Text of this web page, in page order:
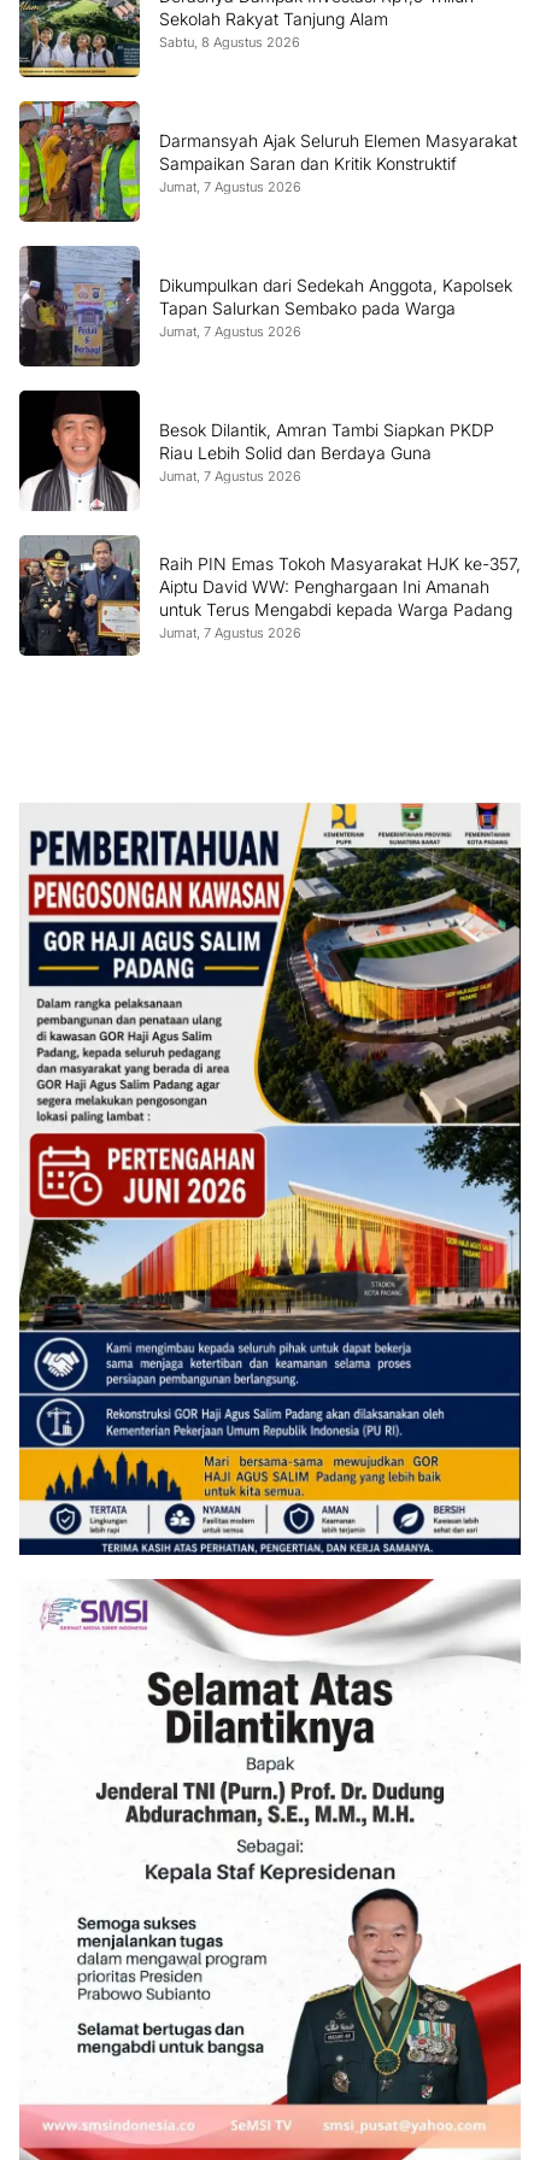
Sekolah Rakyat Tanjung Alam
Sabtu, 8 Agustus 2026
Darmansyah Ajak Seluruh Elemen Masyarakat
Sampaikan Saran dan Kritik Konstruktif
Jumat, 7 Agustus 2026
Dikumpulkan dari Sedekah Anggota, Kapolsek
Tapan Salurkan Sembako pada Warga
Jumat, 7 Agustus 2026
Besok Dilantik, Amran Tambi Siapkan PKDP
Riau Lebih Solid dan Berdaya Guna
Jumat, 7 Agustus 2026
Raih PIN Emas Tokoh Masyarakat HJK ke-357,
Aiptu David WW: Penghargaan Ini Amanah
untuk Terus Mengabdi kepada Warga Padang
Jumat, 7 Agustus 2026